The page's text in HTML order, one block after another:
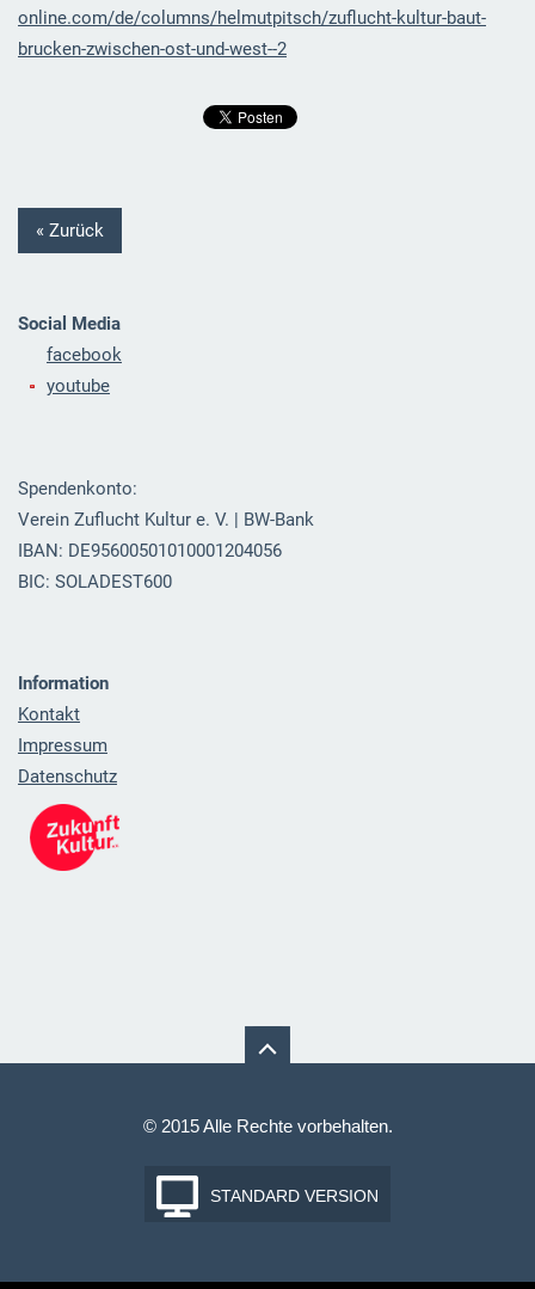
online.com/de/columns/helmutpitsch/zuflucht-kultur-baut-
brucken-zwischen-ost-und-west--2
« Zurück
Social Media
facebook
youtube
Spendenkonto:
Verein Zuflucht Kultur e. V. | BW-Bank
IBAN: DE95600501010001204056
BIC: SOLADEST600
Information
Kontakt
Impressum
Datenschutz
© 2015 Alle Rechte vorbehalten.
STANDARD VERSION